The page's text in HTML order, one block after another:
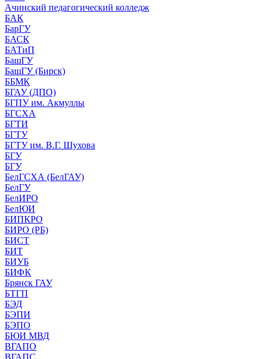
Ачинский педагогический колледж
БАК
БарГУ
БАСК
БАТиП
БашГУ
БашГУ (Бирск)
ББМК
БГАУ (ДПО)
БГПУ им. Акмуллы
БГСХА
БГТИ
БГТУ
БГТУ им. В.Г. Шухова
БГУ
БГУ
БелГСХА (БелГАУ)
БелГУ
БелИРО
БелЮИ
БИПКРО
БИРО (РБ)
БИСТ
БИТ
БИУБ
БИФК
Брянск ГАУ
БТГП
БЭД
БЭПИ
БЭПО
БЮИ МВД
ВГАПО
ВГАПС